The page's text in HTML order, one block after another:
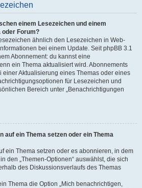
einem Lesezeichen und einem
oder Forum?
ähnlich den Lesezeichen in Web-
bei einem Update. Seit phpBB 3.1
Abonnement: du kannst eine
ein Thema aktualisiert wird. Abonnements
einer Aktualisierung eines Themas oder eines
für Lesezeichen und
Bereich unter „Benachrichtigungen
auf ein Thema setzen oder ein Thema
ein Thema setzen oder es abonnieren, in dem
den „Themen-Optionen“ auswählst, die sich
des Diskussionsverlaufs des Themas
Thema die Option „Mich benachrichtigen,